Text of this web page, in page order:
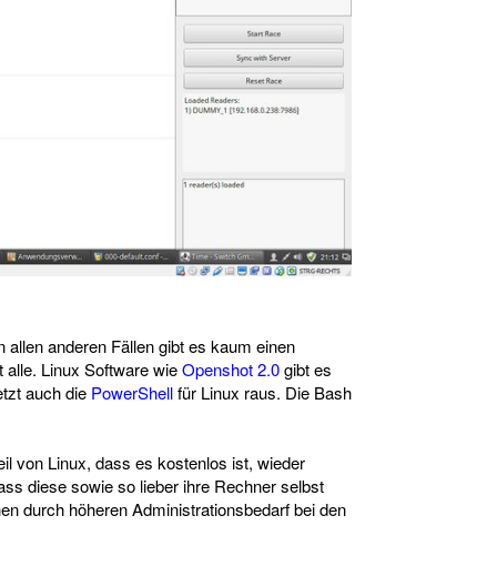
anderen Fällen gibt es kaum einen
Linux Software wieOpenshot 2.0gibt es
auch die PowerShellfür Linux raus. Die Bash
von Linux, dass es kostenlos ist, wieder
diese sowie so lieber ihre Rechner selbst
durch höheren Administrationsbedarf bei den